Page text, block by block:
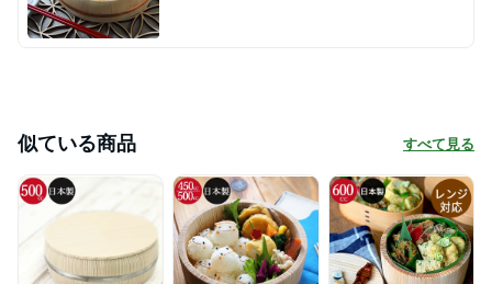
似ている商品 すべて見る